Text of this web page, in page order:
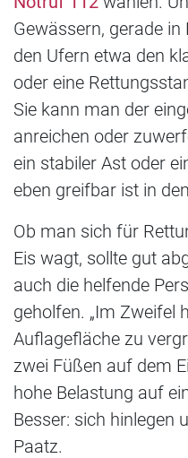
Gewässern, gerade
den Ufern etwa den
oder eine
Sie kann man der
anreichen oder
ein stabiler Ast oder
eben greifbar ist in
Ob man sich für
Eis wagt, sollte gut
auch die helfende
geholfen. „Im Zweifel
Auflagefläche zu
zwei Füßen auf dem
hohe Belastung auf
Besser: sich hinlegen
Paatz.